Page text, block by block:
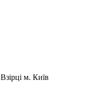
Взірці м. Київ